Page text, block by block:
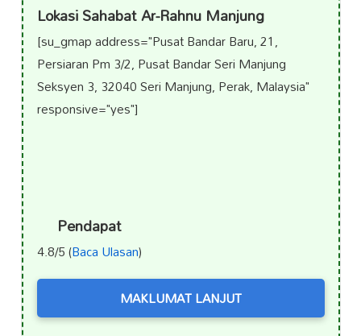
Lokasi Sahabat Ar-Rahnu Manjung
[su_gmap address="Pusat Bandar Baru, 21,
Persiaran Pm 3/2, Pusat Bandar Seri Manjung
Seksyen 3, 32040 Seri Manjung, Perak, Malaysia"
responsive="yes"]
Pendapat
4.8/5 (Baca Ulasan)
MAKLUMAT LANJUT